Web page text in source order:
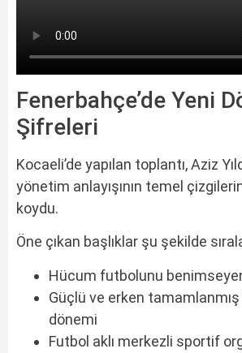
Fenerbahçe’de Yeni
Şifreleri
Kocaeli’de yapılan toplantı, Aziz
yönetim anlayışının temel
koydu.
Öne çıkan başlıklar şu şekilde
Hücum futbolunu benimseyen
Güçlü ve erken
dönemi
Futbol aklı merkezli sportif